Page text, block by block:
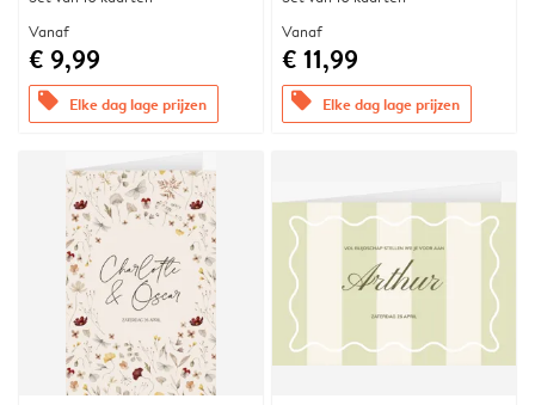
Vanaf
€ 9,99
offers Elke dag lage prijzen
Vanaf
€ 11,99
offers Elke dag lage prijzen